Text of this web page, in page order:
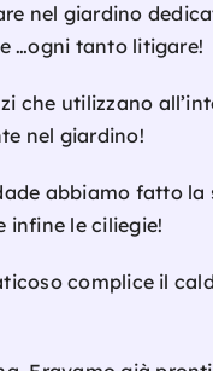
nel giardino
…ogni tanto litigare!
che utilizzano
nel giardino!
abbiamo fatto la
infine le ciliegie!
complice il